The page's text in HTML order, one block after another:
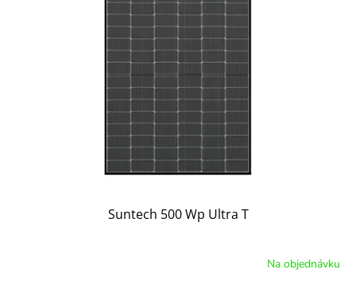
Suntech 500 Wp Ultra T
Na objednávku